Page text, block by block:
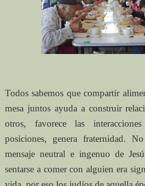
Todos sabemos que compartir
mesa juntos ayuda a construir
otros, favorece las
posiciones, genera fraternidad.
mensaje neutral e ingenuo de
sentarse a comer con alguien era